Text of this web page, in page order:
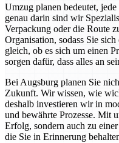
Umzug planen bedeutet,
genau darin sind wir
Verpackung oder die Route
Organisation, sodass Sie
gleich, ob es sich um einen
sorgen dafür, dass alles an
Bei Augsburg planen Sie
Zukunft. Wir wissen, wie
deshalb investieren wir in
und bewährte Prozesse. Mit
Erfolg, sondern auch zu
die Sie in Erinnerung